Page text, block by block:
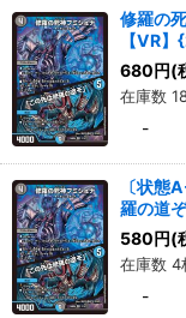
修羅の
【VR
680円(
在庫数
-
〔状態
羅の道
580円(
在庫数 4
-